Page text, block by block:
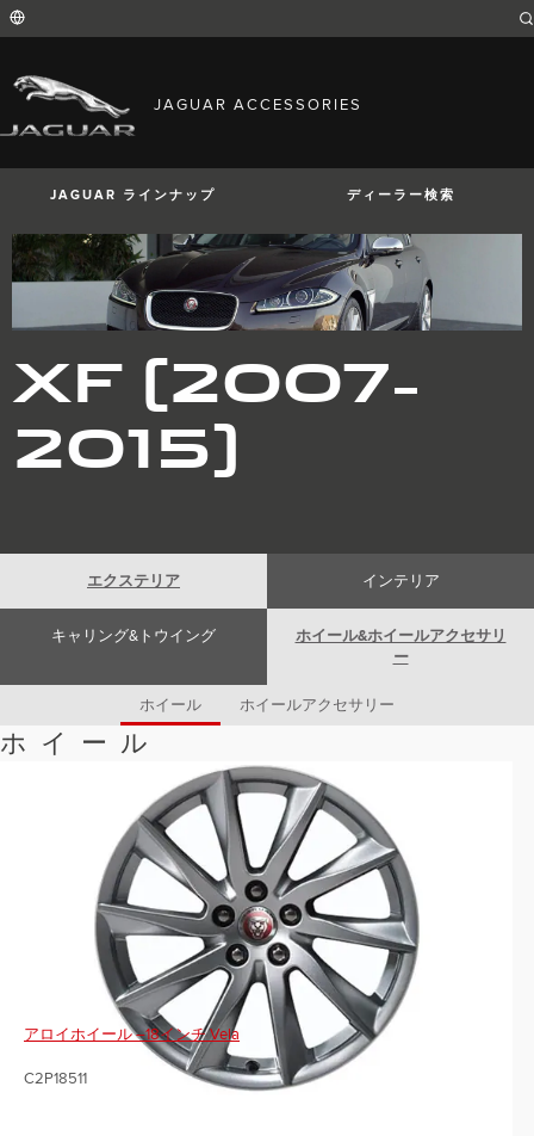
Enter
word
with
which
search
FIND YOUR COUNTRY
International (English)
Austria (German)
Belgium (French)
Belgium (Dutch)
Canada (English)
Canada (French)
China (Chinese)
Czech Republic (Czech)
France (French)
Ireland (English)
Italy (Italian)
Japan (Japanese)
Korea (Korea)
MENA (English)
Mexico (Spanish)
Spain (Spanish)
Switzerland (German)
Switzerland (Italian)
USA (English)
JAGUAR ACCESSORIES
JAGUAR ラインナップ ディーラー検索
XF (2007-
2015)
エクステリア インテリア
キャリング&トウイング
ホイール&ホイールアクセサリ
ー
ホイール ホイールアクセサリー
ホイール
アロイホイール –18インチ Vela
C2P18511